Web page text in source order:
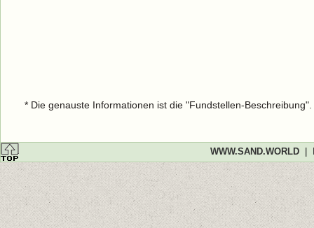
* Die genauste Informationen ist die "Fundstellen-
WWW.SAND.WORLD|